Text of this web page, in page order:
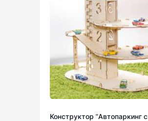
Конструктор ʺАвтопаркинг с